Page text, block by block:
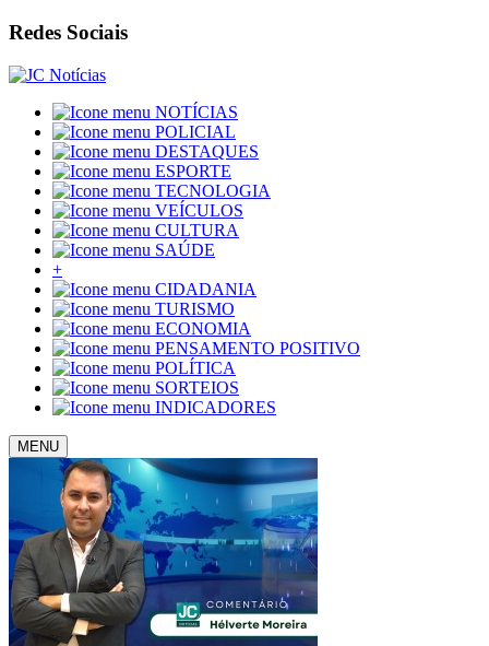
Redes Sociais
NOTÍCIAS
POLICIAL
DESTAQUES
ESPORTE
TECNOLOGIA
VEÍCULOS
CULTURA
SAÚDE
+
CIDADANIA
TURISMO
ECONOMIA
PENSAMENTO POSITIVO
POLÍTICA
SORTEIOS
INDICADORES
MENU